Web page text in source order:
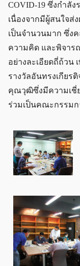
COVID-19 ซึ่งกำลั
เนื่องจากมีผู้สนใจส่
เป็นจำนวนมาก ซึ่ง
ความคิด และพิจา
อย่างละเอียดถี่ถ้วน
รางวัลอันทรงเกียร
คุณวุฒิซึ่งมีความเชี่
ร่วมเป็นคณะกรรม